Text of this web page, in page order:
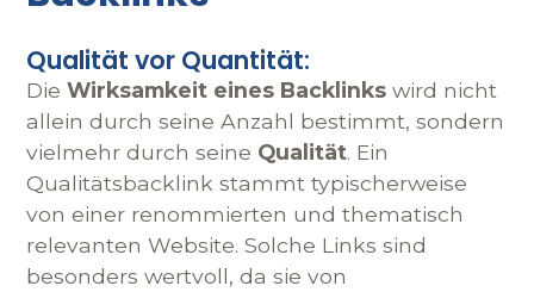
Qualität vor Quantität:
DieWirksamkeit eines Backlinks wird nicht
allein durch seine Anzahl bestimmt, sondern
vielmehr durch seine Qualität. Ein
Qualitätsbacklink stammt typischerweise
von einer renommierten und thematisch
relevanten Website. Solche Links sind
besonders wertvoll, da sie von